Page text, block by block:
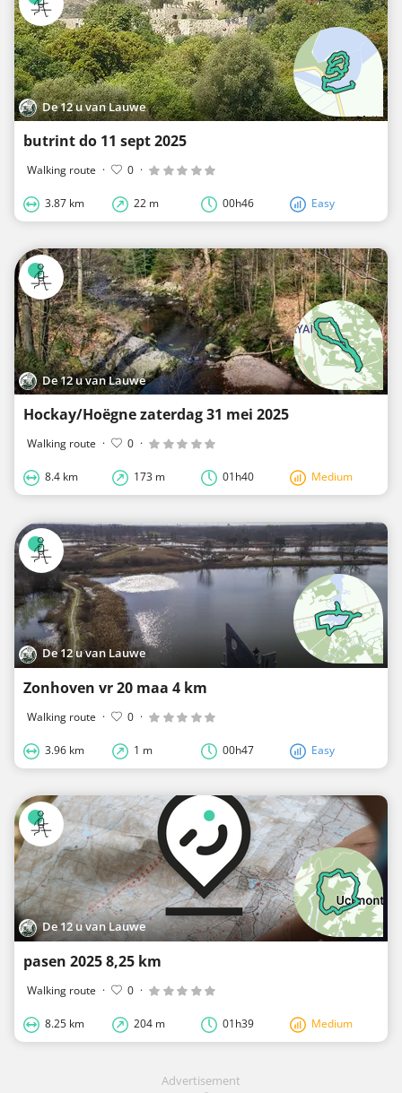
De 12 u van Lauwe
butrint do 11 sept 2025
Walking route · 0 ·
3.87 km 22 m 00h46 Easy
De 12 u van Lauwe
Hockay/Hoëgne zaterdag 31 mei 2025
Walking route · 0 ·
8.4 km 173 m 01h40 Medium
De 12 u van Lauwe
Zonhoven vr 20 maa 4 km
Walking route · 0 ·
3.96 km 1 m 00h47 Easy
De 12 u van Lauwe
pasen 2025 8,25 km
Walking route · 0 ·
8.25 km 204 m 01h39 Medium
Advertisement